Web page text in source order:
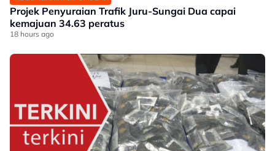
Projek Penyuraian Trafik Juru-Sungai Dua capai
kemajuan 34.63 peratus
18 hours ago